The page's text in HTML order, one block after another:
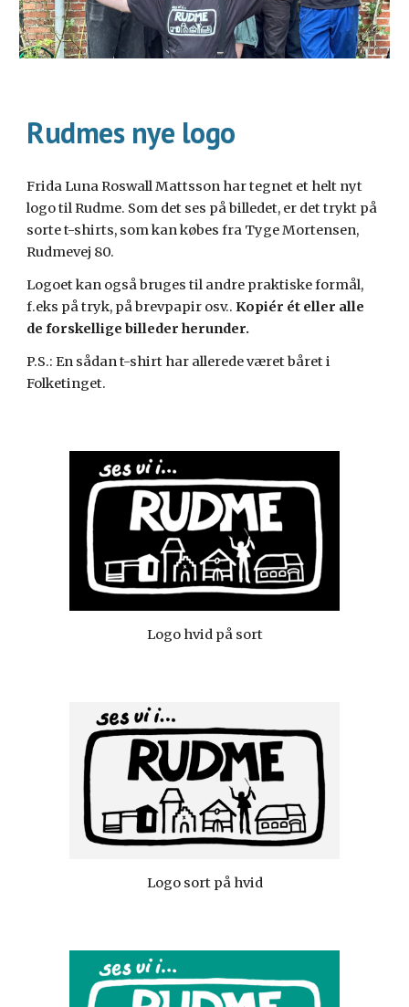
Rudmes nye logo
Frida Luna Roswall Mattsson har tegnet et helt nyt
logo til Rudme. Som det ses på billedet, er det trykt på
sorte t-shirts, som kan købes fra Tyge Mortensen,
Rudmevej 80.
Logoet kan også bruges til andre praktiske formål,
f.eks på tryk, på brevpapir osv..Kopiér ét eller alle
de forskellige billeder herunder.
P.S.: En sådan t-shirt har allerede været båret i
Folketinget.
Logo hvid på sort
Logo sort på hvid